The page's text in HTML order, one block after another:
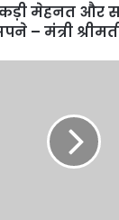
मेहनत और
– मंत्री